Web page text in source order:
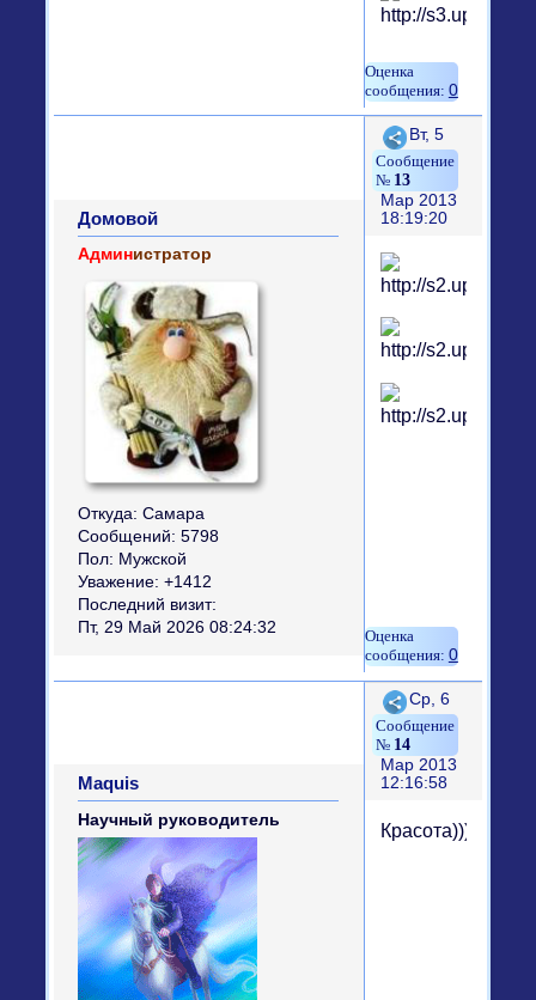
0
Поделиться
13
Вт, 5
Мар 2013
18:19:20
Домовой
Администратор
Откуда: Самара
Сообщений: 5798
Пол: Мужской
Уважение: +1412
Последний визит:
Пт, 29 Май 2026 08:24:32
0
Поделиться
14
Ср, 6
Мар 2013
12:16:58
Maquis
Научный руководитель
Красота))))))))))